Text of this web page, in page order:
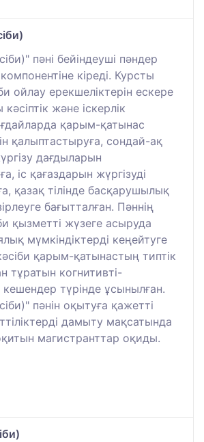
пәні бейіндеуші пәндер
кіреді. Курсты
ойлау ерекшеліктерін ескере
және іскерлік
қарым-қатынас
қалыптастыруға, сондай-ақ
дағдыларын
іс қағаздарын жүргізуді
қазақ тілінде басқарушылық
бағытталған. Пәннің
қызметті жүзеге асыруда
мүмкіндіктерді кеңейтуге
қарым-қатынастың типтік
тұратын когнитивті-
түрінде ұсынылған.
пәнін оқытуға қажетті
дамыту мақсатында
магистранттар оқиды.